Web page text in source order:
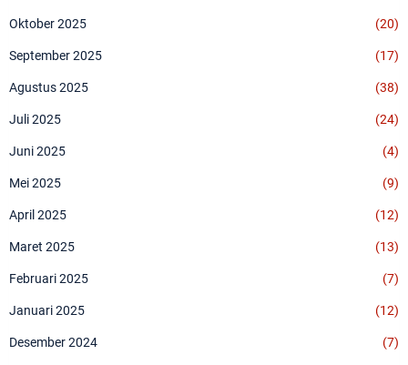
Oktober 2025 (20)
September 2025 (17)
Agustus 2025 (38)
Juli 2025 (24)
Juni 2025 (4)
Mei 2025 (9)
April 2025 (12)
Maret 2025 (13)
Februari 2025 (7)
Januari 2025 (12)
Desember 2024 (7)